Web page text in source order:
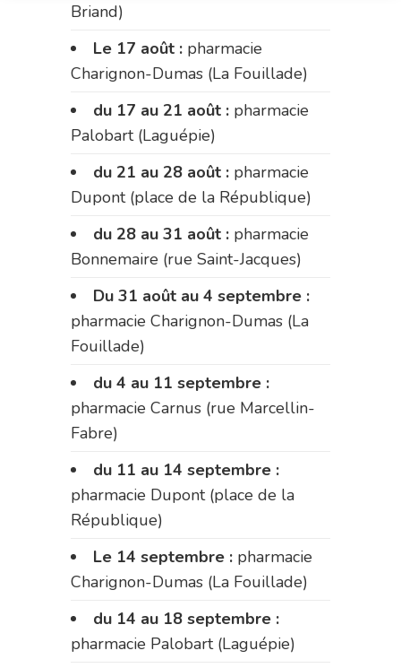
Briand)
Le 17 août : pharmacie
Charignon-Dumas (La Fouillade)
du 17 au 21 août : pharmacie
Palobart (Laguépie)
du 21 au 28 août : pharmacie
Dupont (place de la République)
du 28 au 31 août : pharmacie
Bonnemaire (rue Saint-Jacques)
Du 31 août au 4 septembre :
pharmacie Charignon-Dumas (La
Fouillade)
du 4 au 11 septembre :
pharmacie Carnus (rue Marcellin-
Fabre)
du 11 au 14 septembre :
pharmacie Dupont (place de la
République)
Le 14 septembre : pharmacie
Charignon-Dumas (La Fouillade)
du 14 au 18 septembre :
pharmacie Palobart (Laguépie)